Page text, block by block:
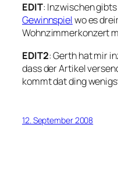
EDIT: Inzwischen
Gewinnspielwo es
Wohnzimmerkonzert
EDIT2: Gerth hat mir
dass der Artikel
kommt dat ding
12. September 2008